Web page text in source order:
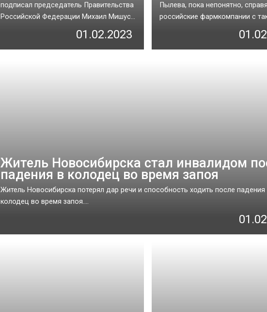
подписал председатель Правительства
Российской Федерации Михаил Мишус...
01.02.2023
Пылева, пока непонятно,
российские фармкомпании с
Житель Новосибирска стал инвалидом
падения в колодец во время запоя
Житель Новосибирска потерял дар речи и способность ходить после падения
колодец во время запоя....